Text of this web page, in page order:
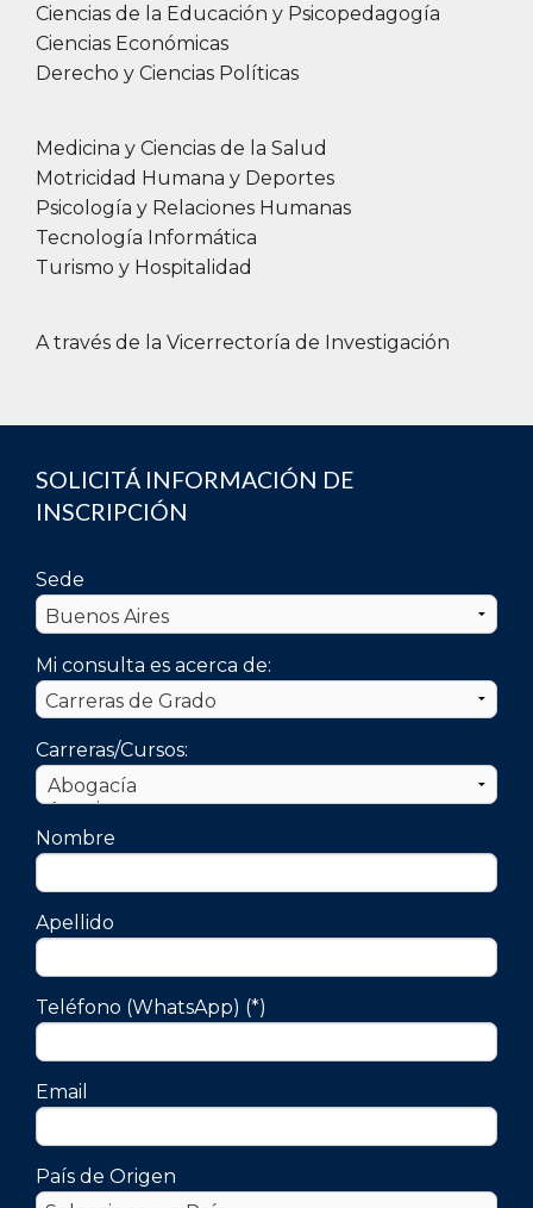
Ciencias de la Educación y Psicopedagogía
Ciencias Económicas
Derecho y Ciencias Políticas
Medicina y Ciencias de la Salud
Motricidad Humana y Deportes
Psicología y Relaciones Humanas
Tecnología Informática
Turismo y Hospitalidad
A través de la Vicerrectoría de Investigación
SOLICITÁ INFORMACIÓN DE
INSCRIPCIÓN
Sede
Mi consulta es acerca de:
Carreras/Cursos:
Nombre
Apellido
Teléfono (WhatsApp) (*)
Email
País de Origen